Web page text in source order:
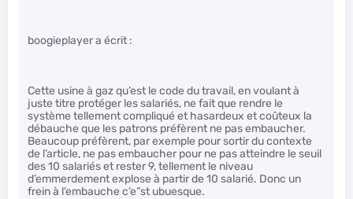
boogieplayer a écrit :
Cette usine à gaz qu’est le code du travail, en voulant à
juste titre protéger les salariés, ne fait que rendre le
système tellement compliqué et hasardeux et coûteux la
débauche que les patrons préfèrent ne pas embaucher.
Beaucoup préfèrent, par exemple pour sortir du contexte
de l’article, ne pas embaucher pour ne pas atteindre le seuil
des 10 salariés et rester 9, tellement le niveau
d’emmerdement explose à partir de 10 salarié. Donc un
frein à l’embauche c’e”st ubuesque.